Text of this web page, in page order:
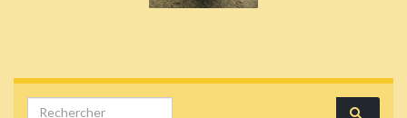
Search for: